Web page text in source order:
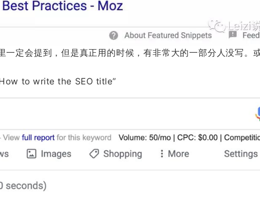
一定会提到，但是真正用的时候，有非常大的一部分人没写。
to write the SEO title”